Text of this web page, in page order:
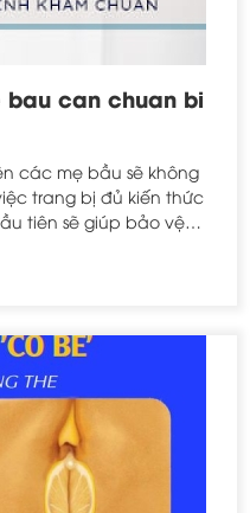
can chuan bi
các mẹ bầu sẽ không
trang bị đủ kiến thức
tiên sẽ giúp bảo vệ
đầy đủ các bước